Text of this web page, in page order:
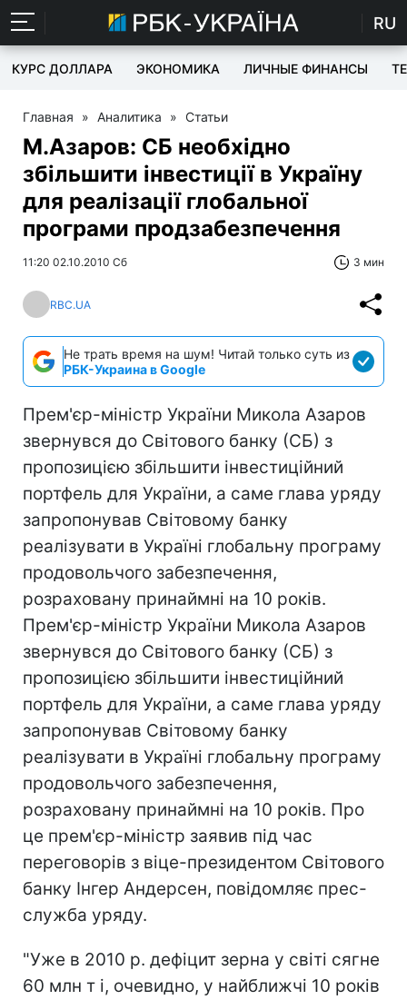
RU
КУРС ДОЛЛАРА ЭКОНОМИКА ЛИЧНЫЕ ФИНАНСЫ
Главная » Аналитика » Статьи
М.Азаров: СБ необхідно
збільшити інвестиції в Україну
для реалізації глобальної
програми продзабезпечення
11:20 02.10.2010 Сб 3 мин
RBC.UA
Не трать время на шум! Читай только суть из
РБК-Украина в Google
Прем'єр-міністр України Микола Азаров
звернувся до Світового банку (СБ) з
пропозицією збільшити інвестиційний
портфель для України, а саме глава уряду
запропонував Світовому банку
реалізувати в Україні глобальну програму
продовольчого забезпечення,
розраховану принаймні на 10 років.
Прем'єр-міністр України Микола Азаров
звернувся до Світового банку (СБ) з
пропозицією збільшити інвестиційний
портфель для України, а саме глава уряду
запропонував Світовому банку
реалізувати в Україні глобальну програму
продовольчого забезпечення,
розраховану принаймні на 10 років. Про
це прем'єр-міністр заявив під час
переговорів з віце-президентом Світового
банку Інгер Андерсен, повідомляє прес-
служба уряду.
"Уже в 2010 р. дефіцит зерна у світі сягне
60 млн т і, очевидно, у найближчі 10 років